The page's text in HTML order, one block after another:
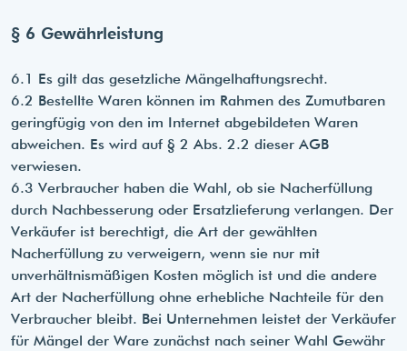
§ 6 Gewährleistung
6.1 Es gilt das gesetzliche Mängelhaftungsrecht.
6.2 Bestellte Waren können im Rahmen des Zumutbaren
geringfügig von den im Internet abgebildeten Waren
abweichen. Es wird auf § 2 Abs. 2.2 dieser AGB
verwiesen.
6.3 Verbraucher haben die Wahl, ob sie Nacherfüllung
durch Nachbesserung oder Ersatzlieferung verlangen. Der
Verkäufer ist berechtigt, die Art der gewählten
Nacherfüllung zu verweigern, wenn sie nur mit
unverhältnismäßigen Kosten möglich ist und die andere
Art der Nacherfüllung ohne erhebliche Nachteile für den
Verbraucher bleibt. Bei Unternehmen leistet der Verkäufer
für Mängel der Ware zunächst nach seiner Wahl Gewähr